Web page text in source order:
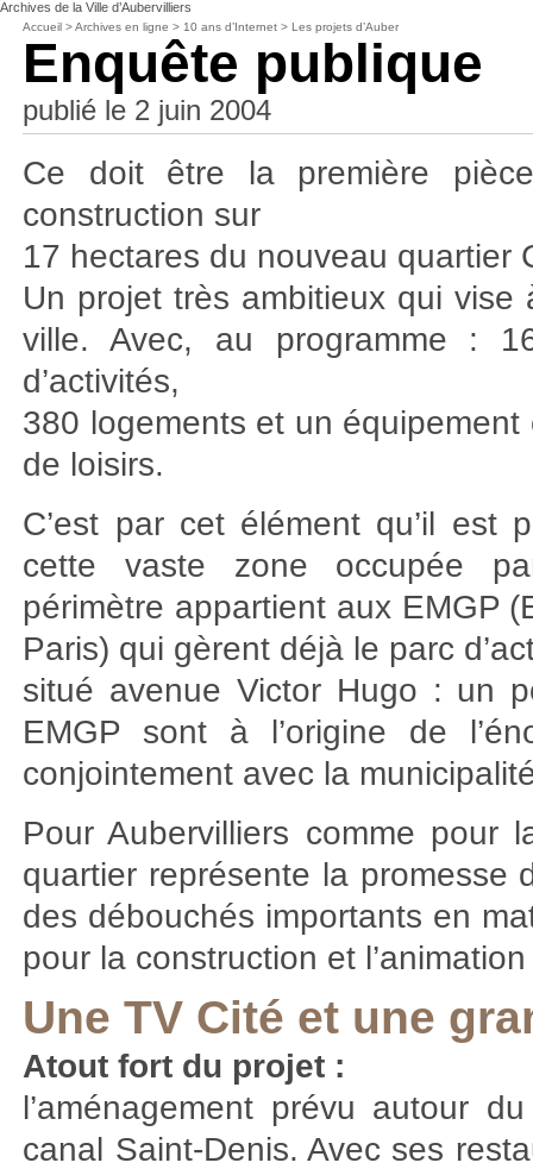
Archives de la Ville d’Aubervilliers
Accueil >Archives en ligne > 10 ans d’Internet >Les projets d’Auber
Enquête publique
publié le 2 juin 2004
Ce doit être la première
construction sur
17 hectares du nouveau quartier
Un projet très ambitieux qui vise
ville. Avec, au programme :
d’activités,
380 logements et un
de loisirs.
C’est par cet élément qu’il est
cette vaste zone occupée
périmètre appartient aux EMGP
Paris) qui gèrent déjà le parc
situé avenue Victor Hugo : un
EMGP sont à l’origine de
conjointement avec la
Pour Aubervilliers comme pour
quartier représente la promesse
des débouchés importants en
pour la construction et
Une TV Cité et une
Atout fort du projet :
l’aménagement prévu autour
canal Saint-Denis. Avec ses